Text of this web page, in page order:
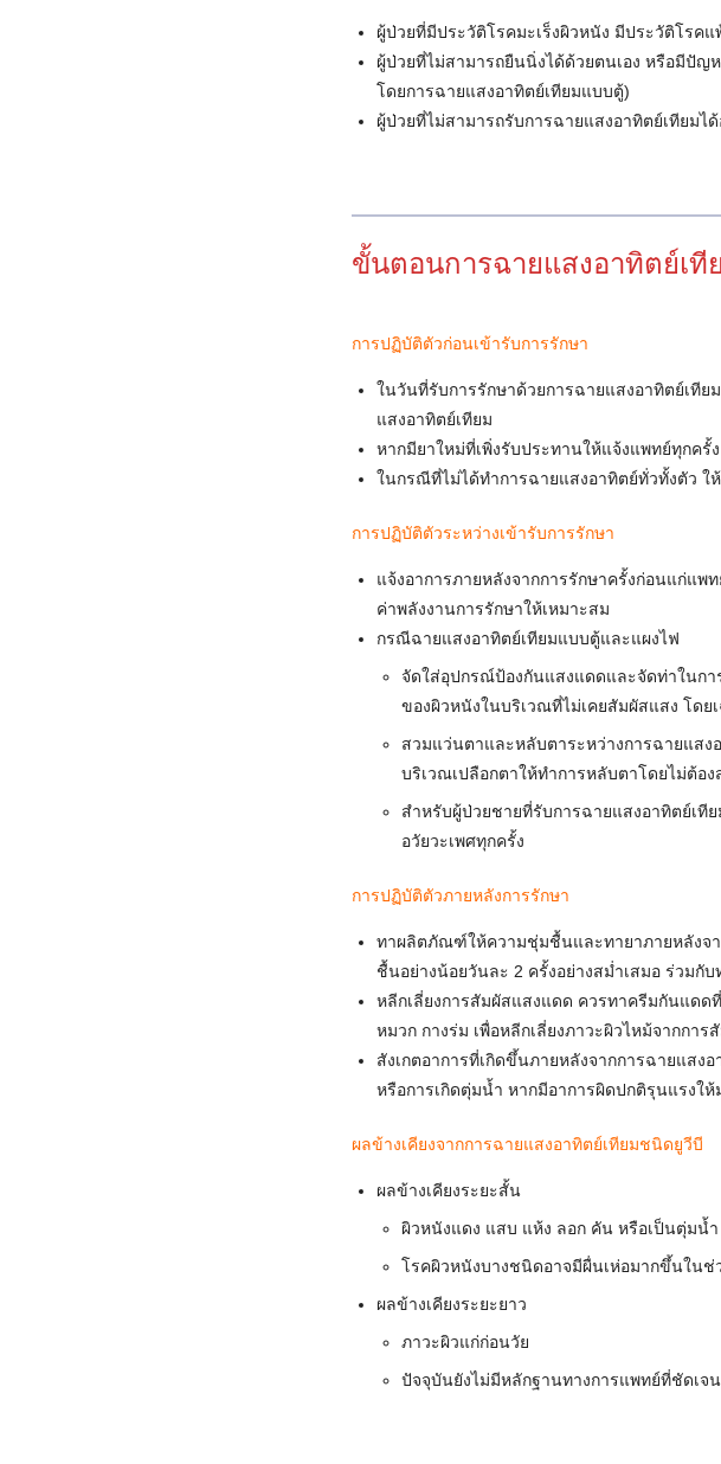
for:
ผู้ป่วยที่มีประวัติโรคมะเร็งผิวหนัง มีประวัติโรค
ผู้ป่วยที่ไม่สามารถยืนนิ่งได้ด้วยตนเอง หรือมีปั
โดยการฉายแสงอาทิตย์เทียมแบบตู้)
ผู้ป่วยที่ไม่สามารถรับการฉายแสงอาทิตย์เทียมไ
ขั้นตอนการฉายแสงอาทิตย์เที
การปฏิบัติตัวก่อนเข้ารับการรักษา
ในวันที่รับการรักษาด้วยการฉายแสงอาทิตย์เที
แสงอาทิตย์เทียม
หากมียาใหม่ที่เพิ่งรับประทานให้แจ้งแพทย์ทุกครั้ง
ในกรณีที่ไม่ได้ทำการฉายแสงอาทิตย์ทั่วทั้งตัว
การปฏิบัติตัวระหว่างเข้ารับการรักษา
แจ้งอาการภายหลังจากการรักษาครั้งก่อนแก่แพ
ค่าพลังงานการรักษาให้เหมาะสม
กรณีฉายแสงอาทิตย์เทียมแบบตู้และแผงไฟ
จัดใส่อุปกรณ์ป้องกันแสงแดดและจัดท่าในกา
ของผิวหนังในบริเวณที่ไม่เคยสัมผัสแสง โดย
สวมแว่นตาและหลับตาระหว่างการฉายแสง
บริเวณเปลือกตาให้ทำการหลับตาโดยไม่ต้อ
สำหรับผู้ป่วยชายที่รับการฉายแสงอาทิตย์เที
อวัยวะเพศทุกครั้ง
การปฏิบัติตัวภายหลังการรักษา
ทาผลิตภัณฑ์ให้ความชุ่มชื้นและทายาภายหลังจ
ชื้นอย่างน้อยวันละ 2 ครั้งอย่างสม่ำเสมอ ร่วมกั
หลีกเลี่ยงการสัมผัสแสงแดด ควรทาครีมกันแดด
หมวก กางร่ม เพื่อหลีกเลี่ยงภาวะผิวไหม้จากการ
สังเกตอาการที่เกิดขึ้นภายหลังจากการฉายแส
หรือการเกิดตุ่มน้ำ หากมีอาการผิดปกติรุนแรง
ผลข้างเคียงจากการฉายแสงอาทิตย์เทียมชนิดยูวีบี
ผลข้างเคียงระยะสั้น
ผิวหนังแดง แสบ แห้ง ลอก คัน หรือเป็นตุ่มน้
โรคผิวหนังบางชนิดอาจมีผื่นเห่อมากขึ้นในช่
ผลข้างเคียงระยะยาว
ภาวะผิวแก่ก่อนวัย
ปัจจุบันยังไม่มีหลักฐานทางการแพทย์ที่ชัดเจน